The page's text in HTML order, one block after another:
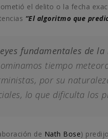
el delito o la fecha
“El algoritmo que
fundamentales de la
tiempo
por su
lo que dificulta los
de Nath Bose)